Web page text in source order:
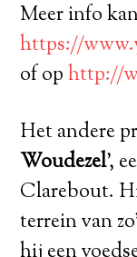
Meer info
https://
of ophttp://
Het andere
Woudezel’,
Clarebout.
terrein van